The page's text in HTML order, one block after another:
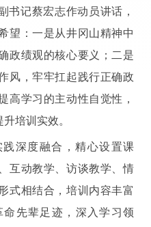
书记蔡宏志作动员讲话，
望：一是从井冈山精神中
政绩观的核心要义；二是
风，牢牢扛起践行正确政
高学习的主动性自觉性，
培训实效。
深度融合，精心设置课
互动教学、访谈教学、情
式相结合，培训内容丰富
先辈足迹，深入学习领